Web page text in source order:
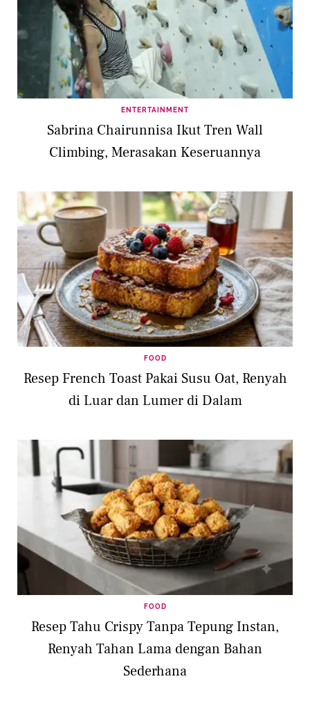
ENTERTAINMENT
Sabrina Chairunnisa Ikut Tren Wall
Climbing, Merasakan Keseruannya
FOOD
Resep French Toast Pakai Susu Oat, Renyah
di Luar dan Lumer di Dalam
FOOD
Resep Tahu Crispy Tanpa Tepung Instan,
Renyah Tahan Lama dengan Bahan
Sederhana